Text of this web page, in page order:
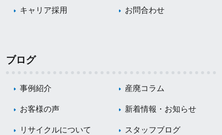
キャリア採用 お問合わせ
ブログ
事例紹介 産廃コラム
お客様の声 新着情報・お知らせ
リサイクルについて スタッフブログ